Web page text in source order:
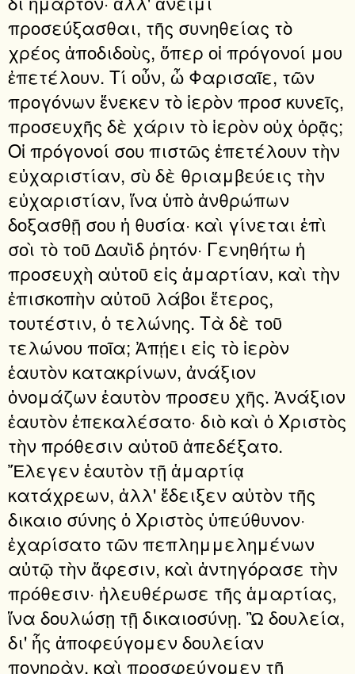
προσεύξασθαι, τῆς συνηθείας τὸ
χρέος ἀποδιδοὺς, ὅπερ οἱ πρόγονοί μου
ἐπετέλουν. Τί οὖν, ὦ Φαρισαῖε, τῶν
προγόνων ἕνεκεν τὸ ἱερὸν προσ κυνεῖς,
προσευχῆς δὲ χάριν τὸ ἱερὸν οὐχ ὁρᾷς;
Οἱ πρόγονοί σου πιστῶς ἐπετέλουν τὴν
εὐχαριστίαν, σὺ δὲ θριαμβεύεις τὴν
εὐχαριστίαν, ἵνα ὑπὸ ἀνθρώπων
δοξασθῇ σου ἡ θυσία· καὶ γίνεται ἐπὶ
σοὶ τὸ τοῦ ∆αυῒδ ῥητόν· Γενηθήτω ἡ
προσευχὴ αὐτοῦ εἰς ἁμαρτίαν, καὶ τὴν
ἐπισκοπὴν αὐτοῦ λάβοι ἕτερος,
τουτέστιν, ὁ τελώνης. Τὰ δὲ τοῦ
τελώνου ποῖα; Ἀπῄει εἰς τὸ ἱερὸν
ἑαυτὸν κατακρίνων, ἀνάξιον
ὀνομάζων ἑαυτὸν προσευ χῆς. Ἀνάξιον
ἑαυτὸν ἐπεκαλέσατο· διὸ καὶ ὁ Χριστὸς
τὴν πρόθεσιν αὐτοῦ ἀπεδέξατο.
Ἔλεγεν ἑαυτὸν τῇ ἁμαρτίᾳ
κατάχρεων, ἀλλ' ἔδειξεν αὐτὸν τῆς
δικαιο σύνης ὁ Χριστὸς ὑπεύθυνον·
ἐχαρίσατο τῶν πεπλημμελημένων
αὐτῷ τὴν ἄφεσιν, καὶ ἀντηγόρασε τὴν
πρόθεσιν· ἠλευθέρωσε τῆς ἁμαρτίας,
ἵνα δουλώσῃ τῇ δικαιοσύνῃ. Ὢ δουλεία,
δι' ἧς ἀποφεύγομεν δουλείαν
πονηρὰν, καὶ προσφεύγομεν τῇ